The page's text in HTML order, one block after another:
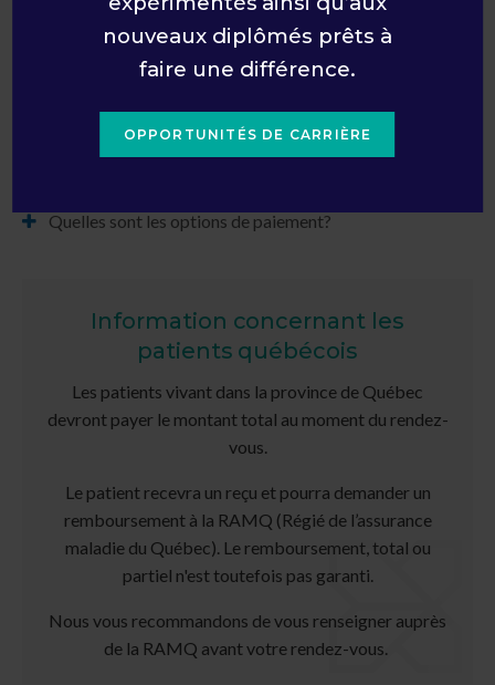
Offrez-vous des rappels de rendez-vous?
Quelles sont les options de paiement?
Information concernant les
patients québécois
Les patients vivant dans la province de Québec
devront payer le montant total au moment du rendez-
vous.
Le patient recevra un reçu et pourra demander un
remboursement à la RAMQ (Régié de l’assurance
maladie du Québec). Le remboursement, total ou
partiel n'est toutefois pas garanti.
Nous vous recommandons de vous renseigner auprès
de la RAMQ avant votre rendez-vous.
nouveaux diplômés prêts à
faire une différence.
OPPORTUNITÉS DE CARRIÈRE